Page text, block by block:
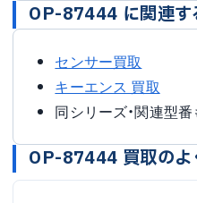
OP-87444 に関連す
センサー買取
キーエンス 買取
同シリーズ・関連型
OP-87444 買取のよ